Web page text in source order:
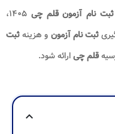
نام آزمون قلم چی ۱۴۰۵،
ثبت نام آزمون و هزینهثبت
قلم چیارائه شود.
expand_more